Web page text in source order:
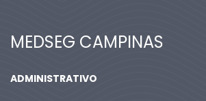
MEDSEG CAMPINAS
ADMINISTRATIVO